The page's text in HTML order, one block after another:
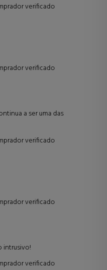
verificado
verificado
a ser uma das
verificado
verificado
intrusivo!
verificado